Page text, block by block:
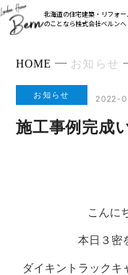
北海道の住宅建築・リフォ
のことなら株式会社ベルンへ
HOME お知らせ
お知らせ 2022-
施工事例完成
こんに
本日３密
ダイキントラックキ